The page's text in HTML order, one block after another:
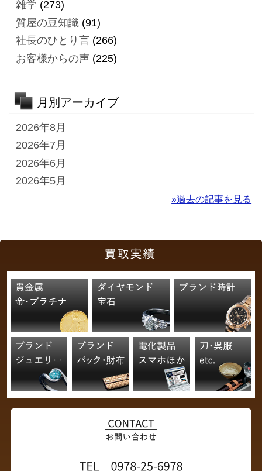
雑学 (273)
質屋の豆知識(91)
社長のひとり言(266)
お客様からの声(225)
月別アーカイブ
2026年8月
2026年7月
2026年6月
2026年5月
»過去の記事を見る